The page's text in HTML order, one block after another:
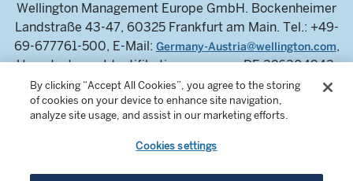
Wellington Management Europe GmbH. Bockenheimer
Landstraße 43-47, 60325 Frankfurt am Main. Tel.: +49-
69-677761-500, E-Mail: Germany-Austria@wellington.com,
Umsatzsteuer-Identifikationsnummer: DE 326304943,
Handelsregister des Amtsgerichts Frankfurt am Main:
HRB 115460.
Die Wellington Management Europe GmbH ist von der
Bundesanstalt für Finanzdienstleistungsaufsicht
By clicking “Accept All Cookies”, you agree to the storing
of cookies on your device to enhance site navigation,
analyze site usage, and assist in our marketing efforts.
Cookies settings